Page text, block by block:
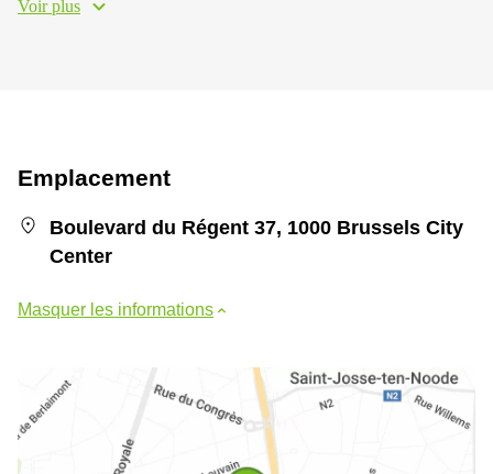
Voir plus
Emplacement
Boulevard du Régent 37, 1000 Brussels City
Center
Masquer les informations